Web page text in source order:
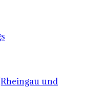
und